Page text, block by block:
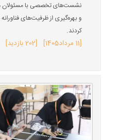
نشست‌های تخصصی با مسئولان
و بهره‌گیری از ظرفیت‌های
کردند.
[11 مرداد 1405] [202 بازدید]